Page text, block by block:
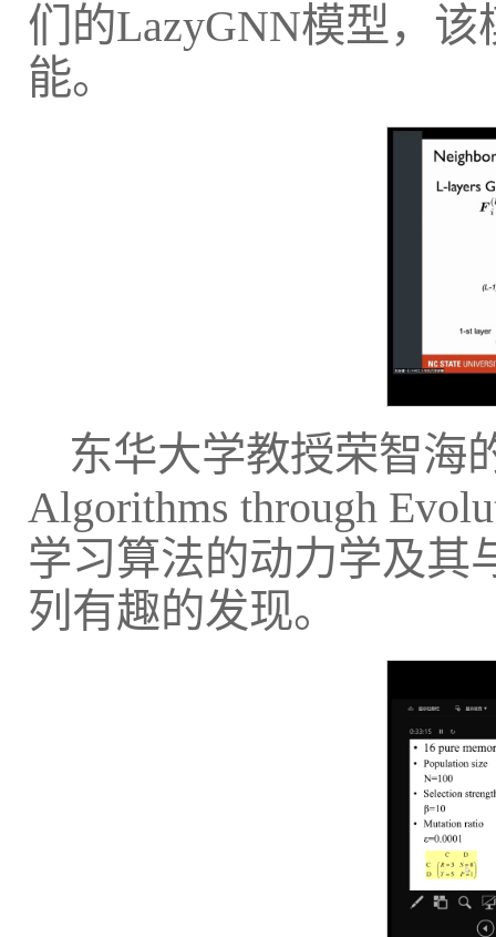
们的LazyGNN模型，
能。
东华大学教授荣智海
Algorithms through
学习算法的动力学及其
列有趣的发现。